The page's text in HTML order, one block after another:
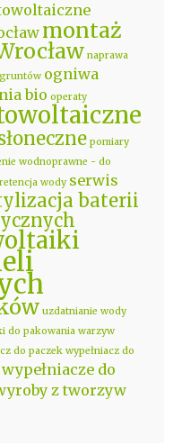
montaż
naprawa
ogniwa
bio operaty
pomiary
wodnoprawne - do
retencja wody serwis
baterii
uzdatnianie wody
do pakowania warzyw
do paczek wypełniacz do
wypełniacze do
z tworzyw